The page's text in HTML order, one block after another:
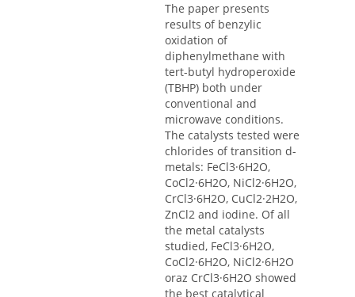
The paper presents
results of benzylic
oxidation of
diphenylmethane with
tert-butyl hydroperoxide
(TBHP) both under
conventional and
microwave conditions.
The catalysts tested were
chlorides of transition d-
metals: FeCl3·6H2O,
CoCl2·6H2O, NiCl2·6H2O,
CrCl3·6H2O, CuCl2·2H2O,
ZnCl2 and iodine. Of all
the metal catalysts
studied, FeCl3·6H2O,
CoCl2·6H2O, NiCl2·6H2O
oraz CrCl3·6H2O showed
the best catalytical